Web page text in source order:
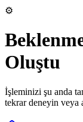
⚙️
Oluştu
İşleminizi şu anda
tekrar deneyin veya